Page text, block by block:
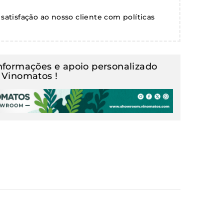
ao nosso cliente com políticas
e apoio personalizado
Vinomatos !